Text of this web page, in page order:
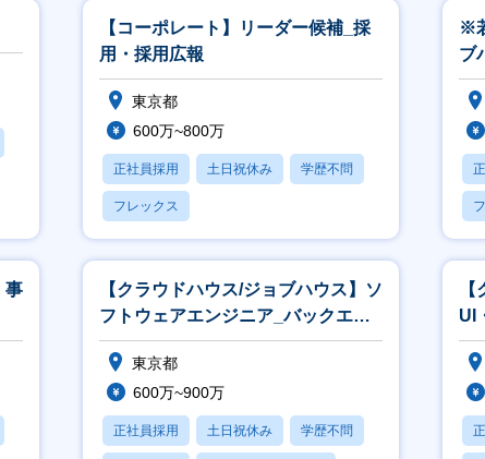
【コーポレート】リーダー候補_採
用・採用広報
東京都
600万~800万
正社員採用 土日祝休み 学歴不問
フレックス
※
ブ
グ
事
【クラウドハウス/ジョブハウス】ソ
フトウェアエンジニア_バックエン
ド・サーバーサイド
東京都
600万~900万
正社員採用 土日祝休み 学歴不問
UI